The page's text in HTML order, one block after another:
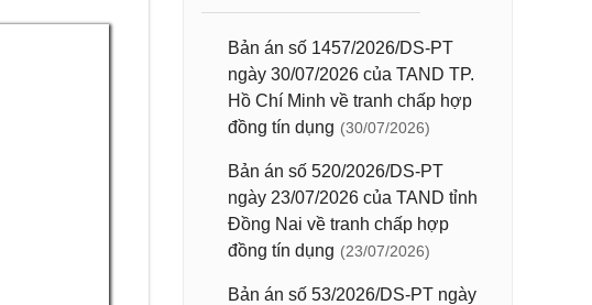
Bản án số 1457/2026/DS-PT
ngày 30/07/2026 của TAND TP.
Hồ Chí Minh về tranh chấp hợp
đồng tín dụng (30/07/2026)
Bản án số 520/2026/DS-PT
ngày 23/07/2026 của TAND tỉnh
Đồng Nai về tranh chấp hợp
đồng tín dụng (23/07/2026)
Bản án số 53/2026/DS-PT ngày